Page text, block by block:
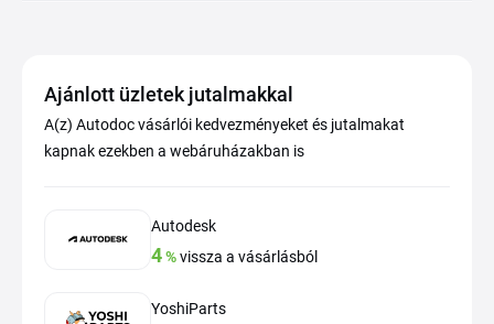
Ajánlott üzletek jutalmakkal
A(z) Autodoc vásárlói kedvezményeket és jutalmakat
kapnak ezekben a webáruházakban is
Autodesk
4%vissza a vásárlásból
YoshiParts